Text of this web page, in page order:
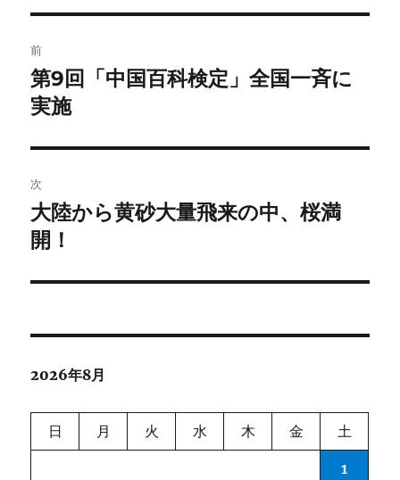
稿
ナ
ビ
ゲ
ー
シ
ン
前
前
の
稿:
第9回「中国百科検定」全国一斉に
実施
次
次
の
稿:
大陸から黄砂大量飛来の中、桜満
開！
2026年8月
日 月 火 水 木 金 土
1